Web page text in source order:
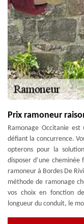
Prix ramoneur
Ramonage Occitanie
défiant la concurrence.
opterons pour la
disposer d’une
ramoneur à Bordes De
méthode de ramonage
vos choix en fonction
longueur du conduit, le